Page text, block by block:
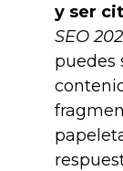
y ser
SEO
puedes